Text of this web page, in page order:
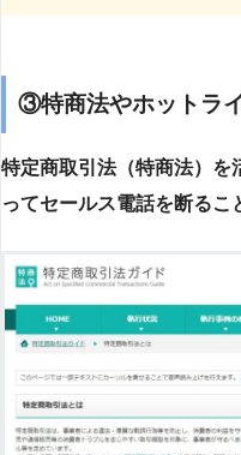
③特商法やホットラ
特定商取引法（特商法）を
ってセールス電話を断るこ